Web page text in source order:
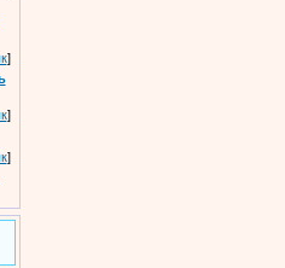
]
]
]